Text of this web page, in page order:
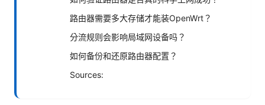
路由器需要多大存储才能装OpenWrt？
分流规则会影响局域网设备吗？
如何备份和还原路由器配置？
Sources: